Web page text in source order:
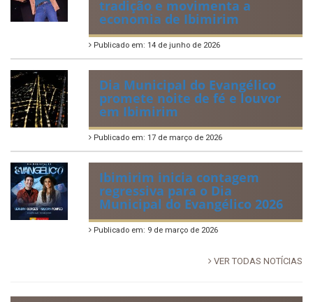
tradição e movimenta a
economia de Ibimirim
Publicado em: 14 de junho de 2026
Dia Municipal do Evangélico
promete noite de fé e louvor
em Ibimirim
Publicado em: 17 de março de 2026
Ibimirim inicia contagem
regressiva para o Dia
Municipal do Evangélico 2026
Publicado em: 9 de março de 2026
VER TODAS NOTÍCIAS